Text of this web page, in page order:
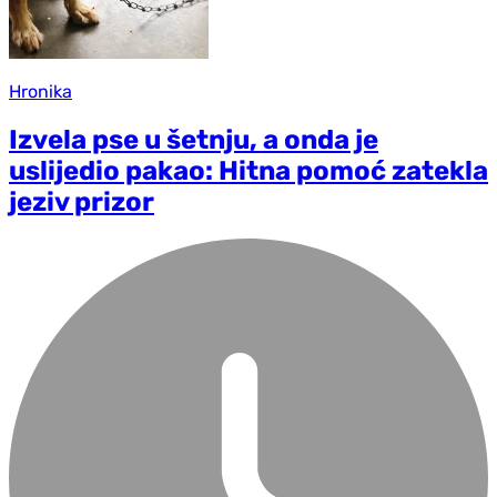
Hronika
Izvela pse u šetnju, a onda je
uslijedio pakao: Hitna pomoć zatekla
jeziv prizor